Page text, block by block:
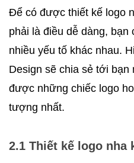
Để có được thiết kế logo
phải là điều dễ dàng,
nhiều yếu tố khác nhau.
Design sẽ chia sẻ tới
được những chiếc logo
tượng nhất.
2.1 Thiết kế logo nha